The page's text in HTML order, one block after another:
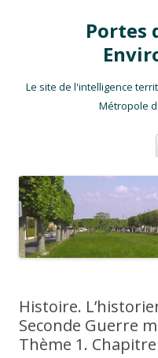
Portes
Le site de l'intelligence
Métropole
Histoire.
Seconde Guerre
Thème 1. Chapitre